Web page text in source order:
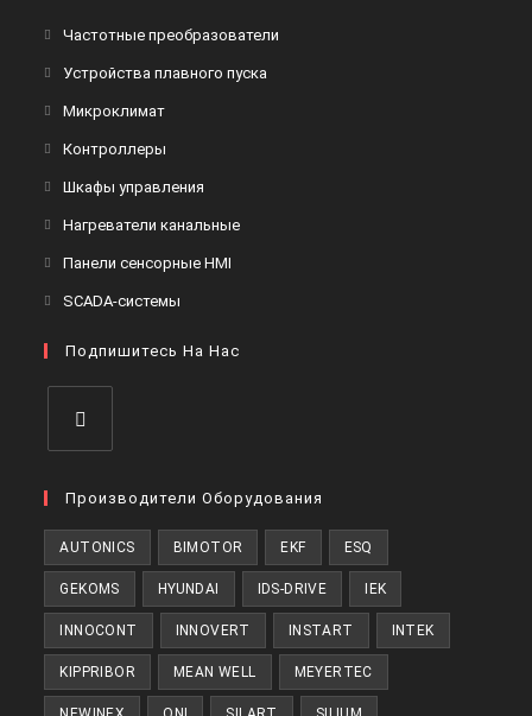
Частотные преобразователи
Устройства плавного пуска
МикроклиматОткроется
вкладке
Контроллеры
вкладке
Шкафы управления
вкладке
Нагреватели канальныеОткроется
Панели сенсорные HMI
вкладке
SCADA-системы
новой
Подпишитесь На Нас
в
вкладке
Производители Оборудования
AUTONICS BIMOTOR EKF ESQ
GEKOMS HYUNDAI IDS-DRIVE IEK
INNOCONT INNOVERT INSTART INTEK
KIPPRIBOR MEAN WELL MEYERTEC